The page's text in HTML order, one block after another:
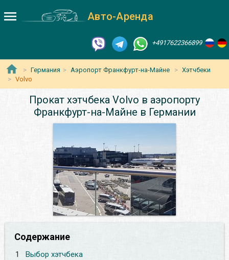
Авто-Аренда
+4917622366899
Германия Аэропорт Франкфурт-на-Майне
Хэтчбеки
Volvo
Прокат хэтчбека Volvo в аэропорту
Франкфурт-на-Майне в Германии
Содержание
1
Выбор хэтчбека